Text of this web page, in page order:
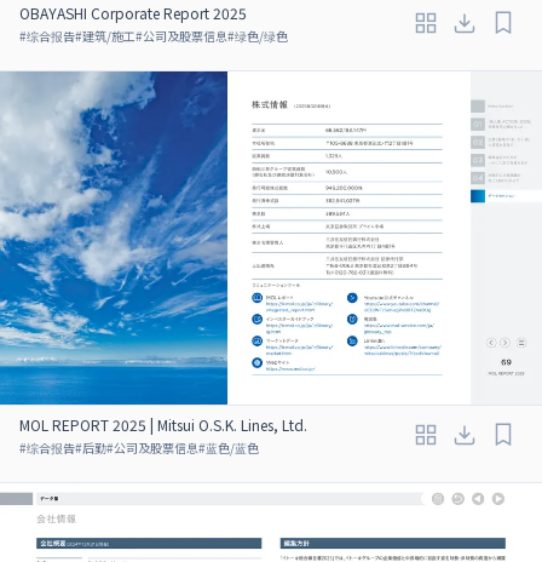
OBAYASHI Corporate Report 2025
#综合报告#建筑/施工#公司及股票信息#绿色/绿色
MOL REPORT 2025 | Mitsui O.S.K. Lines, Ltd.
#综合报告#后勤#公司及股票信息#蓝色/蓝色